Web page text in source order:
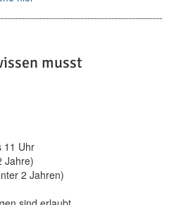
musst
11 Uhr
Jahre)
2 Jahren)